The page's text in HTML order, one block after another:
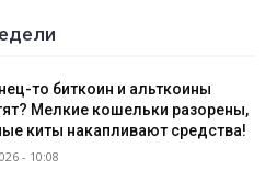
то биткоин и альткоины
Мелкие кошельки разорены,
киты накапливают средства!
- 10:08